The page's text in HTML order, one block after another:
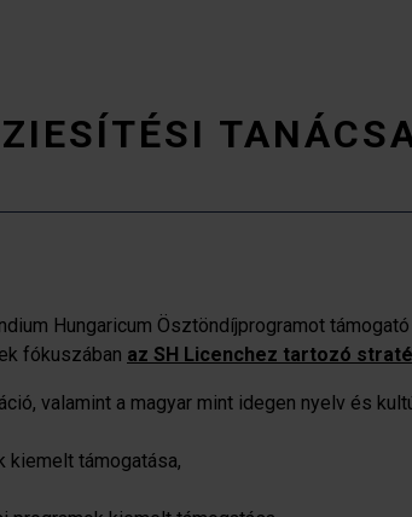
Hungaricum Ösztöndíjprogramot
fókuszában az SH Licenchez tartozó
valamint a magyar mint idegen nyelv és
kiemelt támogatása,